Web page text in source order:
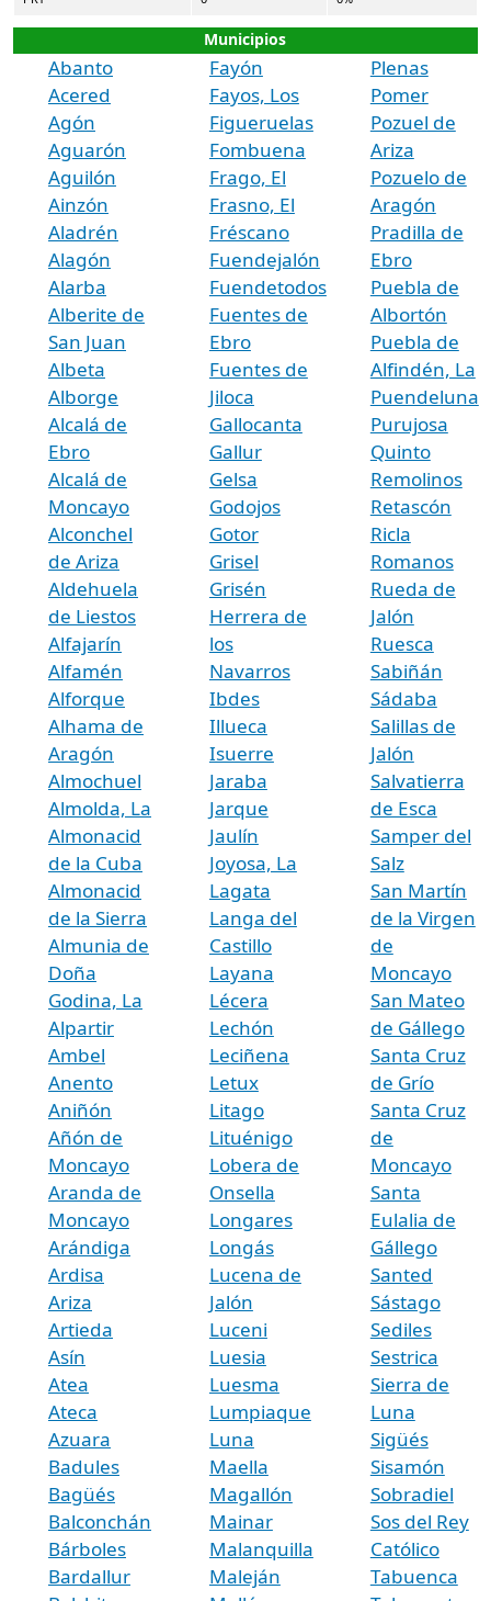
Municipios
Abanto
Acered
Agón
Aguarón
Aguilón
Ainzón
Aladrén
Alagón
Alarba
Alberite de
San Juan
Albeta
Alborge
Alcalá de
Ebro
Alcalá de
Moncayo
Alconchel
de Ariza
Aldehuela
de Liestos
Alfajarín
Alfamén
Alforque
Alhama de
Aragón
Almochuel
Almolda, La
Almonacid
de la Cuba
Almonacid
de la Sierra
Almunia de
Doña
Godina, La
Alpartir
Ambel
Anento
Aniñón
Añón de
Moncayo
Aranda de
Moncayo
Arándiga
Ardisa
Ariza
Artieda
Asín
Atea
Ateca
Azuara
Badules
Bagüés
Balconchán
Bárboles
Bardallur
Fayón
Fayos, Los
Figueruelas
Fombuena
Frago, El
Frasno, El
Fréscano
Fuendejalón
Fuendetodos
Fuentes de
Ebro
Fuentes de
Jiloca
Gallocanta
Gallur
Gelsa
Godojos
Gotor
Grisel
Grisén
Herrera de
los
Navarros
Ibdes
Illueca
Isuerre
Jaraba
Jarque
Jaulín
Joyosa, La
Lagata
Langa del
Castillo
Layana
Lécera
Lechón
Leciñena
Letux
Litago
Lituénigo
Lobera de
Onsella
Longares
Longás
Lucena de
Jalón
Luceni
Luesia
Luesma
Lumpiaque
Luna
Maella
Magallón
Mainar
Malanquilla
Maleján
Plenas
Pomer
Pozuel de
Ariza
Pozuelo de
Aragón
Pradilla de
Ebro
Puebla de
Albortón
Puebla de
Alfindén, La
Puendeluna
Purujosa
Quinto
Remolinos
Retascón
Ricla
Romanos
Rueda de
Jalón
Ruesca
Sabiñán
Sádaba
Salillas de
Jalón
Salvatierra
de Esca
Samper del
Salz
San Martín
de la Virgen
de
Moncayo
San Mateo
de Gállego
Santa Cruz
de Grío
Santa Cruz
de
Moncayo
Santa
Eulalia de
Gállego
Santed
Sástago
Sediles
Sestrica
Sierra de
Luna
Sigüés
Sisamón
Sobradiel
Sos del Rey
Católico
Tabuenca